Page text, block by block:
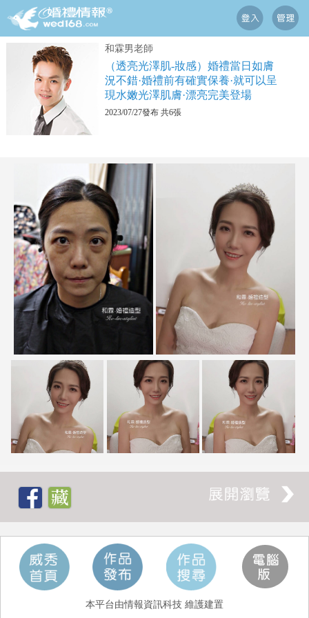
和霖男老師
（透亮光澤肌-妝感）婚禮當日如膚
況不錯·婚禮前有確實保養·就可以呈
現水嫩光澤肌膚·漂亮完美登場
2023/07/27發布 共6張
本平台由情報資訊科技 維護建置